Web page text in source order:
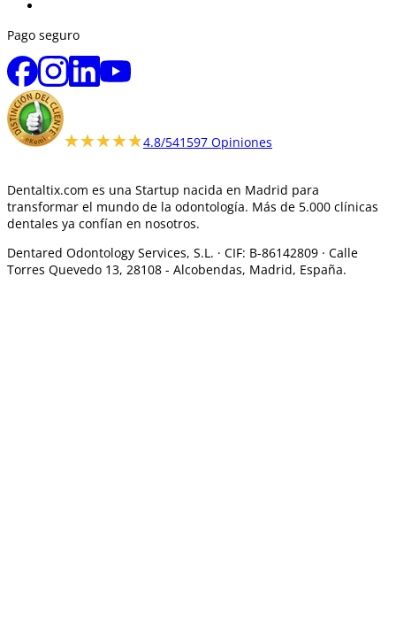
Pago seguro
★★★★★
★★★★★4.8/541597 Opiniones
Dentaltix.com es una Startup nacida en Madrid para
transformar el mundo de la odontología. Más de 5.000 clínicas
dentales ya confían en nosotros.
Dentared Odontology Services, S.L. · CIF: B-86142809 · Calle
Torres Quevedo 13, 28108 - Alcobendas, Madrid, España.